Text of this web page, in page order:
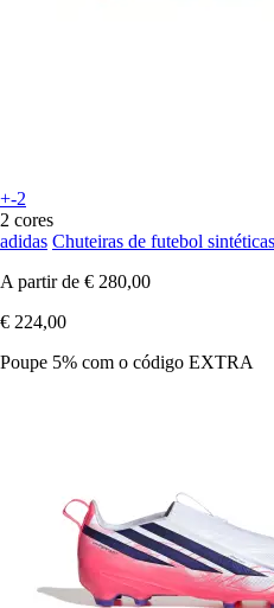
+-2
2 cores
adidas Chuteiras de futebol
A partir de € 280,00
€ 224,00
Poupe 5% com o código EXTRA